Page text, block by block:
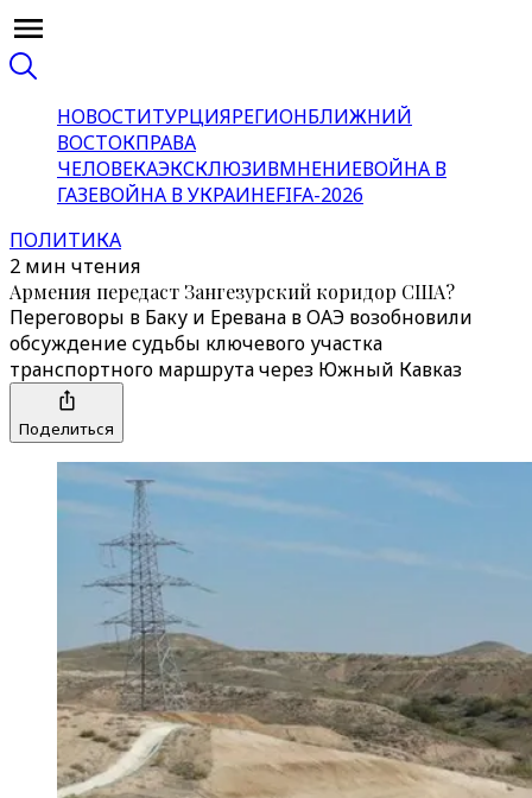
НОВОСТИТУРЦИЯРЕГИОНБЛИЖНИЙ
ВОСТОКПРАВА
ЧЕЛОВЕКАЭКСКЛЮЗИВМНЕНИЕВОЙНА В
ГАЗЕВОЙНА В УКРАИНЕFIFA-2026
ПОЛИТИКА
2 мин чтения
Армения передаст Зангезурский коридор США?
Переговоры в Баку и Еревана в ОАЭ возобновили
обсуждение судьбы ключевого участка
транспортного маршрута через Южный Кавказ
Поделиться